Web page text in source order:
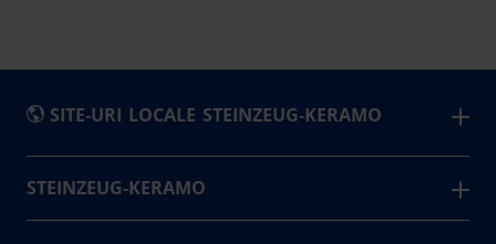
SITE-URI LOCALE STEINZEUG-KERAMO
Česká Republika
STEINZEUG-KERAMO
Steinzeug-Keramo reprezintă fiabilitate și sustenabilitate